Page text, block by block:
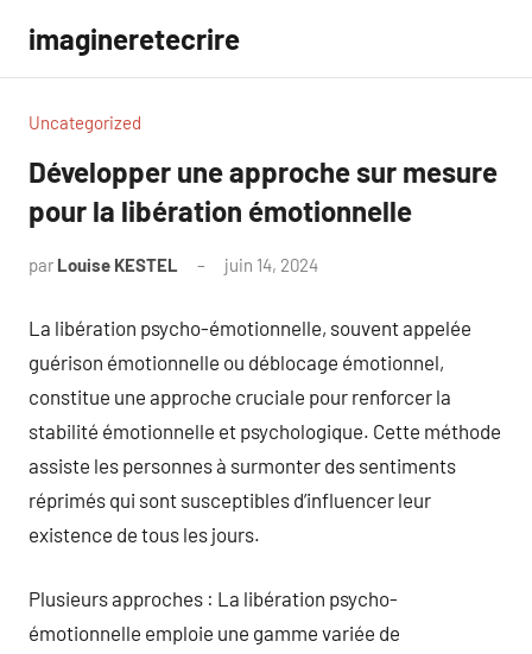
contenu
imagineretecrire
Uncategorized
Développer une approche sur mesure
pour la libération émotionnelle
par Louise KESTEL juin 14, 2024
La libération psycho-émotionnelle, souvent appelée
guérison émotionnelle ou déblocage émotionnel,
constitue une approche cruciale pour renforcer la
stabilité émotionnelle et psychologique. Cette méthode
assiste les personnes à surmonter des sentiments
réprimés qui sont susceptibles d’influencer leur
existence de tous les jours.
Plusieurs approches : La libération psycho-
émotionnelle emploie une gamme variée de